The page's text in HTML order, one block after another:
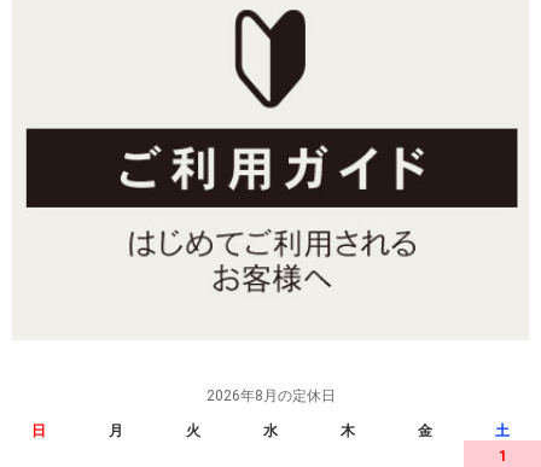
2026年8月の定休日
日 月 火 水 木 金
土
1